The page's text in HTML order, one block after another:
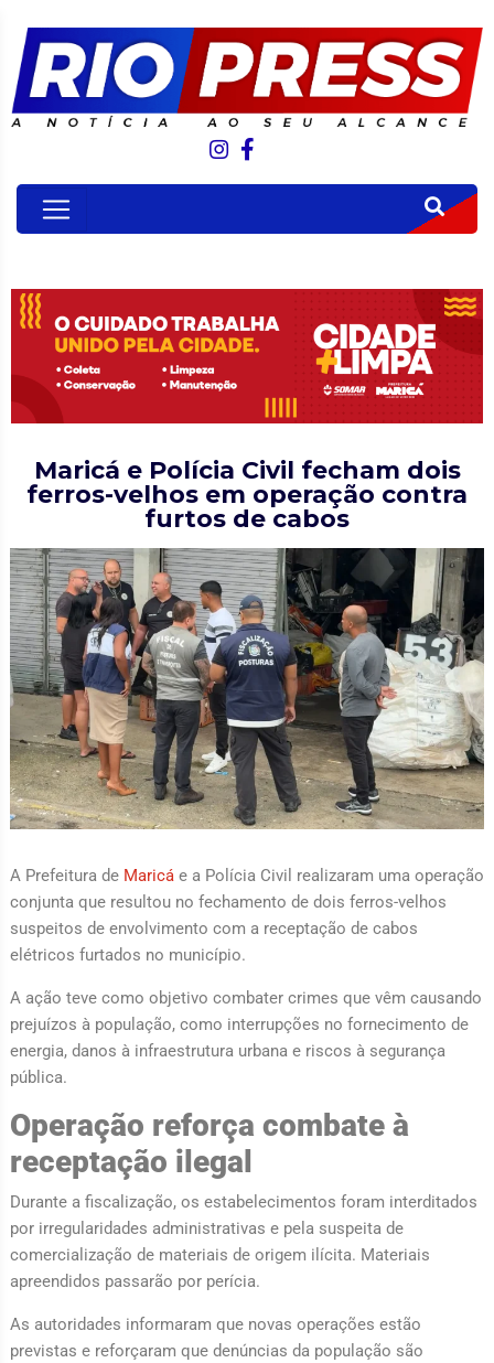
Maricá e Polícia Civil fecham dois
ferros-velhos em operação contra
furtos de cabos
A Prefeitura de Maricáe a Polícia Civil realizaram uma operação
conjunta que resultou no fechamento de dois ferros-velhos
suspeitos de envolvimento com a receptação de cabos
elétricos furtados no município.
A ação teve como objetivo combater crimes que vêm causando
prejuízos à população, como interrupções no fornecimento de
energia, danos à infraestrutura urbana e riscos à segurança
pública.
Operação reforça combate à
receptação ilegal
Durante a fiscalização, os estabelecimentos foram interditados
por irregularidades administrativas e pela suspeita de
comercialização de materiais de origem ilícita. Materiais
apreendidos passarão por perícia.
As autoridades informaram que novas operações estão
previstas e reforçaram que denúncias da população são